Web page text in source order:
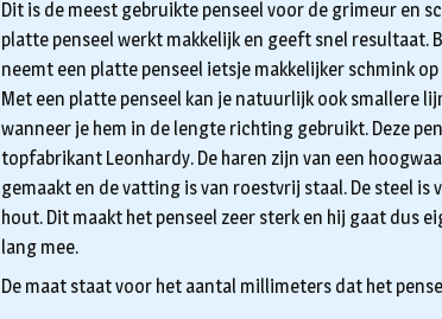
tot
€15,50
Dit is de meest gebruikte penseel voor de grimeur en
platte penseel werkt makkelijk en geeft snel resultaat.
neemt een platte penseel ietsje makkelijker schmink
Met een platte penseel kan je natuurlijk ook smallere
wanneer je hem in de lengte richting gebruikt. Deze
topfabrikant Leonhardy. De haren zijn van een
gemaakt en de vatting is van roestvrij staal. De steel is
hout. Dit maakt het penseel zeer sterk en hij gaat dus
lang mee.
De maat staat voor het aantal millimeters dat het